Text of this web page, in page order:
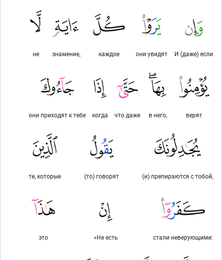
И (даже) если
они увидят
каждое
знамение,
не
верят
в него,
что даже
когда
они приходят к тебе
(и) препираются с тобой,
(то) говорят
те, которые
стали неверующими:
«Не есть
это